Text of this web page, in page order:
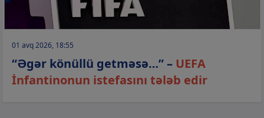
01 avq 2026, 18:55
“Əgər könüllü getməsə…” – UEFA
İnfantinonun istefasını tələb edir